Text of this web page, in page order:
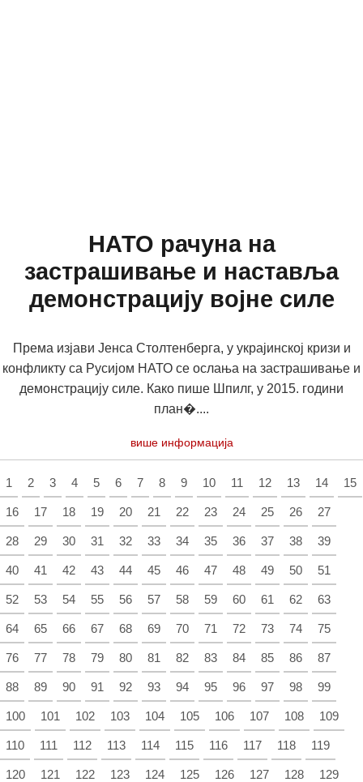
НАТО рачуна на
застрашивање и наставља
демонстрацију војне силе
Према изјави Јенса Столтенберга, у украјинској кризи и
конфликту са Русијом НАТО се ослања на застрашивање и
демонстрацију силе. Како пише Шпилг, у 2015. години
план�....
више информација
1 2 3 4 5 6 7 8 9 10 11 12 13 14 15
16 17 18 19 20 21 22 23 24 25 26 27
28 29 30 31 32 33 34 35 36 37 38 39
40 41 42 43 44 45 46 47 48 49 50 51
52 53 54 55 56 57 58 59 60 61 62 63
64 65 66 67 68 69 70 71 72 73 74 75
76 77 78 79 80 81 82 83 84 85 86 87
88 89 90 91 92 93 94 95 96 97 98 99
100 101 102 103 104 105 106 107 108 109
110 111 112 113 114 115 116 117 118 119
120 121 122 123 124 125 126 127 128 129